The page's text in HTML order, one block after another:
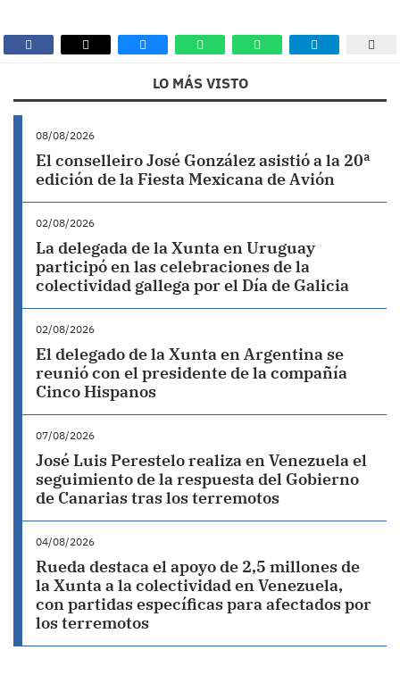
LO MÁS VISTO
08/08/2026
El conselleiro José González asistió a la 20ª
edición de la Fiesta Mexicana de Avión
02/08/2026
La delegada de la Xunta en Uruguay
participó en las celebraciones de la
colectividad gallega por el Día de Galicia
02/08/2026
El delegado de la Xunta en Argentina se
reunió con el presidente de la compañía
Cinco Hispanos
07/08/2026
José Luis Perestelo realiza en Venezuela el
seguimiento de la respuesta del Gobierno
de Canarias tras los terremotos
04/08/2026
Rueda destaca el apoyo de 2,5 millones de
la Xunta a la colectividad en Venezuela,
con partidas específicas para afectados por
los terremotos